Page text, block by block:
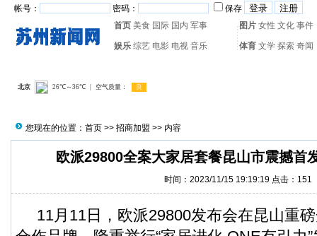
帐号： 密码：
保存
首页 美食 国际 国内 军事 图片 女性 文化 事件
娱乐 综艺 电影 电视 音乐 体育 文学 探索 奇闻
您现在的位置： 首页 >> 招商加盟 >> 内容
欧派29800全案大家居套餐昆山市震撼首
时间：2023/11/15 19:19:19 点击： 151
11月11日，欧派29800发布会在昆山重